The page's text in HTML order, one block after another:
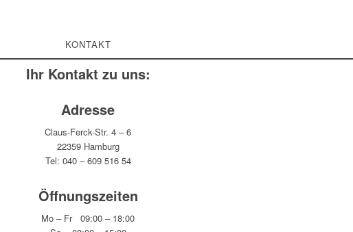
KONTAKT
Ihr Kontakt zu uns:
Adresse
Claus-Ferck-Str. 4 – 6
22359 Hamburg
Tel: 040 – 609 516 54
Öffnungszeiten
Mo – Fr 09:00 – 18:00